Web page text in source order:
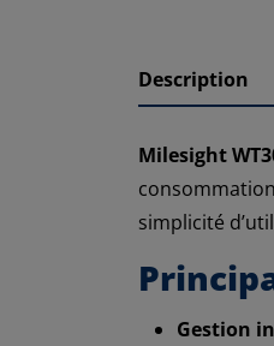
Description
Milesight
simplicité
Gestion